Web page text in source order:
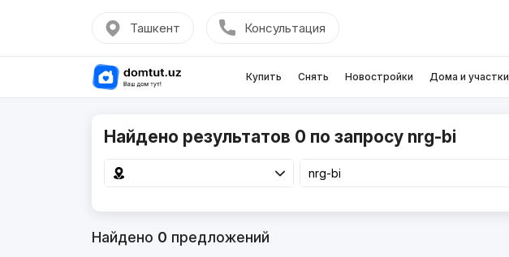
Ташкент Консультация
Купить Снять Новостройки Дома и участки
Найдено результатов 0 по запросу nrg-bi
Найдено 0 предложений